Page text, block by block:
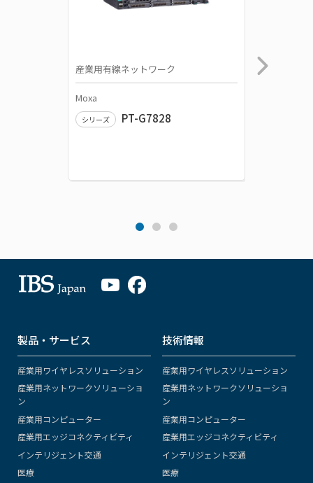
産業用有線ネットワーク
Moxa
シリーズ PT-G7828
製品・サービス
産業用ワイヤレスソリューション
産業用ネットワークソリューショ
ン
産業用コンピューター
産業用エッジコネクティビティ
インテリジェント交通
医療
技術情報
産業用ワイヤレスソリューション
産業用ネットワークソリューショ
ン
産業用コンピューター
産業用エッジコネクティビティ
インテリジェント交通
医療